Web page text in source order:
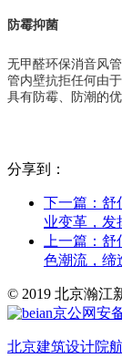
防霉抑菌
无甲醛环保消音风
管内壁抗拒任何由
具有防霉、防潮的
分享到：
下一篇： 舒
业变革，发
上一篇： 舒
色潮流，缔
© 2019 北京瀚江
京公网安
北京建筑设计院